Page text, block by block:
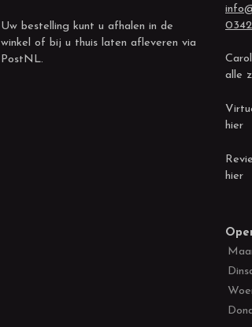
Uw bestelling kunt u afhalen in de
winkel of bij u thuis laten afleveren via
PostNL.
alle
hier
hier